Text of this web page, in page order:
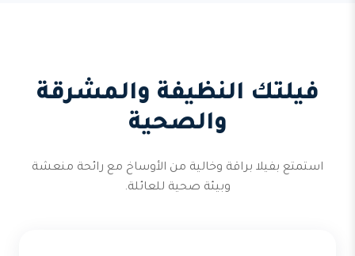
فيلتك النظيفة والمشرقة
والصحية
استمتع بفيلا براقة وخالية من الأوساخ مع رائحة منعشة
وبيئة صحية للعائلة.